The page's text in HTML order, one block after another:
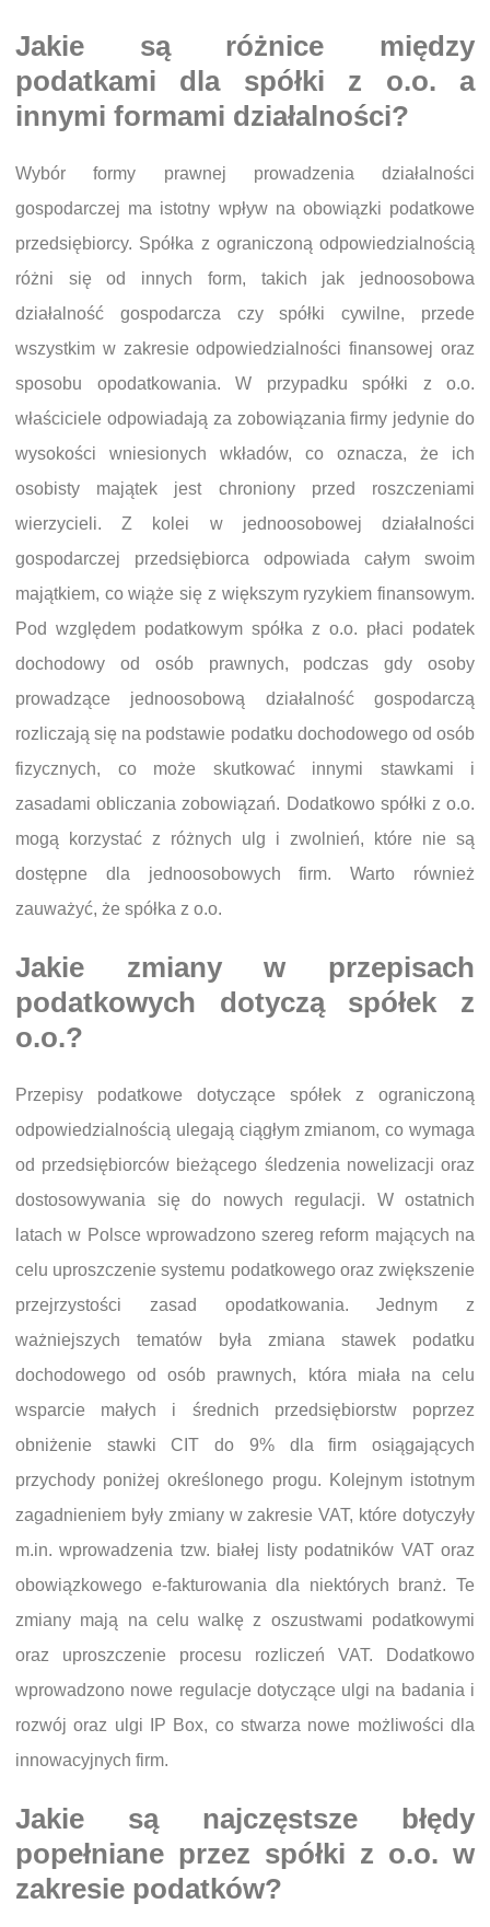
Jakie są różnice między
podatkami dla spółki z o.o. a
innymi formami działalności?
Wybór formy prawnej prowadzenia działalności
gospodarczej ma istotny wpływ na obowiązki podatkowe
przedsiębiorcy. Spółka z ograniczoną odpowiedzialnością
różni się od innych form, takich jak jednoosobowa
działalność gospodarcza czy spółki cywilne, przede
wszystkim w zakresie odpowiedzialności finansowej oraz
sposobu opodatkowania. W przypadku spółki z o.o.
właściciele odpowiadają za zobowiązania firmy jedynie do
wysokości wniesionych wkładów, co oznacza, że ich
osobisty majątek jest chroniony przed roszczeniami
wierzycieli. Z kolei w jednoosobowej działalności
gospodarczej przedsiębiorca odpowiada całym swoim
majątkiem, co wiąże się z większym ryzykiem finansowym.
Pod względem podatkowym spółka z o.o. płaci podatek
dochodowy od osób prawnych, podczas gdy osoby
prowadzące jednoosobową działalność gospodarczą
rozliczają się na podstawie podatku dochodowego od osób
fizycznych, co może skutkować innymi stawkami i
zasadami obliczania zobowiązań. Dodatkowo spółki z o.o.
mogą korzystać z różnych ulg i zwolnień, które nie są
dostępne dla jednoosobowych firm. Warto również
zauważyć, że spółka z o.o.
Jakie zmiany w przepisach
podatkowych dotyczą spółek z
o.o.?
Przepisy podatkowe dotyczące spółek z ograniczoną
odpowiedzialnością ulegają ciągłym zmianom, co wymaga
od przedsiębiorców bieżącego śledzenia nowelizacji oraz
dostosowywania się do nowych regulacji. W ostatnich
latach w Polsce wprowadzono szereg reform mających na
celu uproszczenie systemu podatkowego oraz zwiększenie
przejrzystości zasad opodatkowania. Jednym z
ważniejszych tematów była zmiana stawek podatku
dochodowego od osób prawnych, która miała na celu
wsparcie małych i średnich przedsiębiorstw poprzez
obniżenie stawki CIT do 9% dla firm osiągających
przychody poniżej określonego progu. Kolejnym istotnym
zagadnieniem były zmiany w zakresie VAT, które dotyczyły
m.in. wprowadzenia tzw. białej listy podatników VAT oraz
obowiązkowego e-fakturowania dla niektórych branż. Te
zmiany mają na celu walkę z oszustwami podatkowymi
oraz uproszczenie procesu rozliczeń VAT. Dodatkowo
wprowadzono nowe regulacje dotyczące ulgi na badania i
rozwój oraz ulgi IP Box, co stwarza nowe możliwości dla
innowacyjnych firm.
Jakie są najczęstsze błędy
popełniane przez spółki z o.o. w
zakresie podatków?